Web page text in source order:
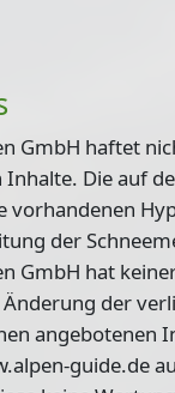
GmbH haftet
Die auf
vorhandenen
der
GmbH hat
der
angebotenen
guide.de